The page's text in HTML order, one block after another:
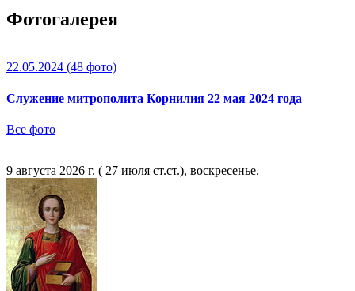
Фотогалерея
22.05.2024 (48 фото)
Служение митрополита Корнилия 22 мая 2024 года
Все фото
9 августа 2026 г. ( 27 июля ст.ст.), воскресенье.